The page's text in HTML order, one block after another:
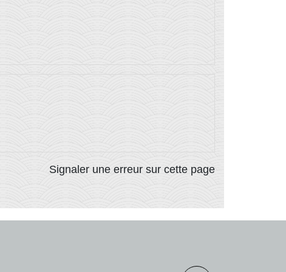
Signaler une erreur sur cette page